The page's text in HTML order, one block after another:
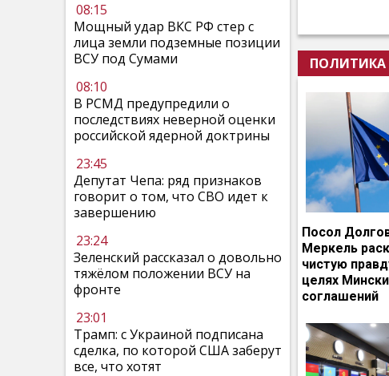
08:15
Мощный удар ВКС РФ стер с
лица земли подземные позиции
ВСУ под Сумами
08:10
В РСМД предупредили о
последствиях неверной оценки
российской ядерной доктрины
23:45
Депутат Чепа: ряд признаков
говорит о том, что СВО идет к
завершению
23:24
Зеленский рассказал о довольно
тяжёлом положении ВСУ на
фронте
23:01
Трамп: с Украиной подписана
сделка, по которой США заберут
все, что хотят
ПОЛИТИКА
Посол
Меркель
чистую
целях
соглашений